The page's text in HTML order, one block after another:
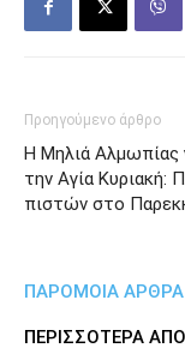
Προηγούμενο άρθρο
Η Μηλιά Αλμωπίας
την Αγία Κυριακή:
πιστών στο
ΠΑΡΟΜΟΙΑ ΑΡΘΡΑ
ΠΕΡΙΣΣΟΤΕΡΑ